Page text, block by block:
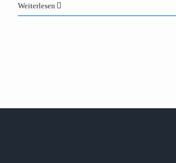
Weiterlesen